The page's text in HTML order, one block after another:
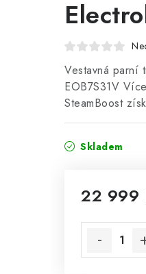
Vestavná parní
EOB7S31V
SteamBoost
Skladem
22 999